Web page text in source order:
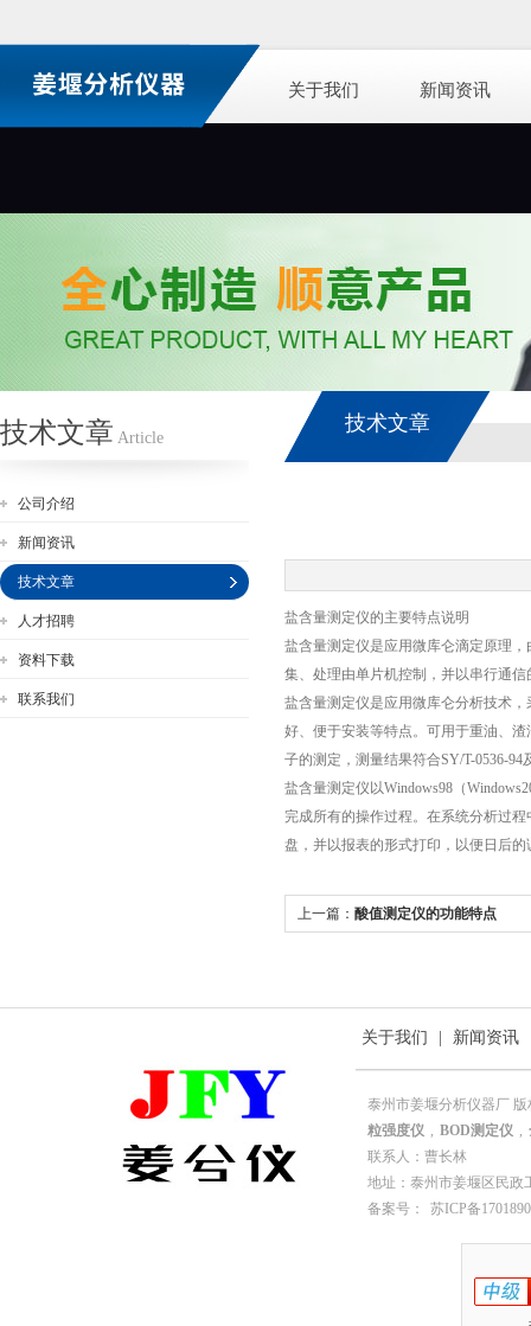
关于我们 新闻资讯
技术文章 Article
公司介绍
新闻资讯
技术文章
人才招聘
资料下载
联系我们
技术文章
盐含量测定仪的主要特点说明
盐含量测定仪是应用微库仑滴定原理
集、处理由单片机控制，并以串行通
盐含量测定仪是应用微库仑分析技术
好、便于安装等特点。可用于重油、
子的测定，测量结果符合SY/T-0536-
盐含量测定仪以Windows98（
完成所有的操作过程。在系统分析过
盘，并以报表的形式打印，以便日后
上一篇： 酸值测定仪的功能特点
关于我们 新闻资讯
泰州市姜堰分析仪器厂
粒强度仪 , BOD测定仪 ,
联系人：曹长林
地址：泰州市姜堰区民政
备案号：
苏ICP备